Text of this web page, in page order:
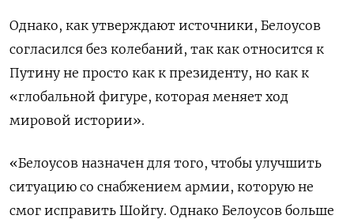
Однако, как утверждают источники, Белоусов
согласился без колебаний, так как относится к
Путину не просто как к президенту, но как к
«глобальной фигуре, которая меняет ход
мировой истории».
«Белоусов назначен для того, чтобы улучшить
ситуацию со снабжением армии, которую не
смог исправить Шойгу. Однако Белоусов больше